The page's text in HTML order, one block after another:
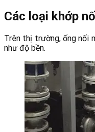
Các loại khớp
Trên thị trường, ống nối
như độ bền.